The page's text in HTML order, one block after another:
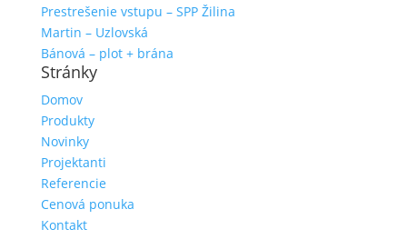
Prestrešenie vstupu – SPP Žilina
Martin – Uzlovská
Bánová – plot + brána
Stránky
Domov
Produkty
Novinky
Projektanti
Referencie
Cenová ponuka
Kontakt